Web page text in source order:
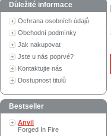
Důležité informace
Ochrana osobních údajů
Obchodní podmínky
Jak nakupovat
Jste u nás poprvé?
Kontaktujte nás
Dostupnost titulů
Bestseller
Anvil
Forged In Fire